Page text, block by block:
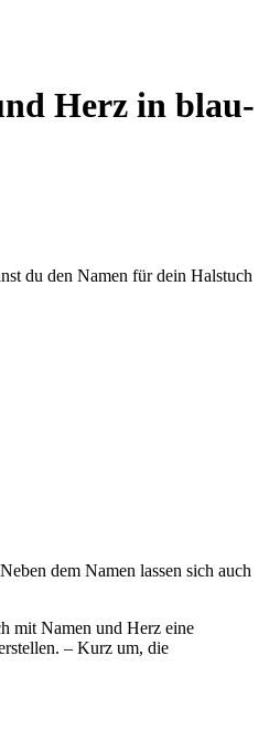
Herz in blau-
du den Namen für dein Halstuch
dem Namen lassen sich auch
mit Namen und Herz eine
– Kurz um, die